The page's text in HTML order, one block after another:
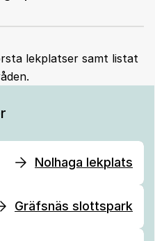
lekplatser samt listat
Nolhaga lekplats
Gräfsnäs slottspark